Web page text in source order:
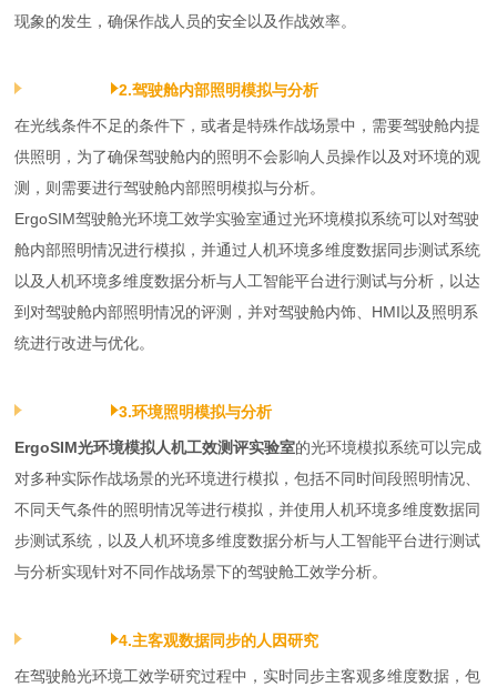
现象的发生，确保作战人员的安全以及作战效率。
2.驾驶舱内部照明模拟与分析
在光线条件不足的条件下，或者是特殊作战场景中，需要驾驶舱内提
供照明，为了确保驾驶舱内的照明不会影响人员操作以及对环境的观
测，则需要进行驾驶舱内部照明模拟与分析。
ErgoSIM驾驶舱光环境工效学实验室通过光环境模拟系统可以对驾驶
舱内部照明情况进行模拟，并通过人机环境多维度数据同步测试系统
以及人机环境多维度数据分析与人工智能平台进行测试与分析，以达
到对驾驶舱内部照明情况的评测，并对驾驶舱内饰、HMI以及照明系
统进行改进与优化。
3.环境照明模拟与分析
ErgoSIM光环境模拟人机工效测评实验室的光环境模拟系统可以完成
对多种实际作战场景的光环境进行模拟，包括不同时间段照明情况、
不同天气条件的照明情况等进行模拟，并使用人机环境多维度数据同
步测试系统，以及人机环境多维度数据分析与人工智能平台进行测试
与分析实现针对不同作战场景下的驾驶舱工效学分析。
4.主客观数据同步的人因研究
在驾驶舱光环境工效学研究过程中，实时同步主客观多维度数据，包